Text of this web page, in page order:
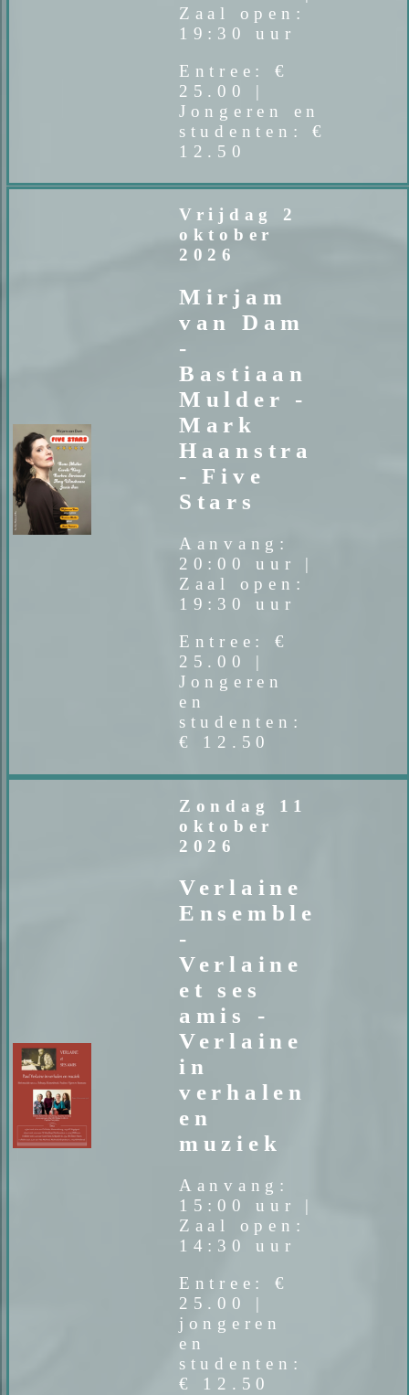
Zaal open:
19:30 uur
Entree: €
25.00 |
Jongeren en
studenten: €
12.50
Vrijdag 2
oktober
2026
Mirjam
van Dam
-
Bastiaan
Mulder -
Mark
Haanstra
- Five
Stars
Aanvang:
20:00 uur |
Zaal open:
19:30 uur
Entree: €
25.00 |
Jongeren
en
studenten:
€ 12.50
Zondag 11
oktober
2026
Verlaine
Ensemble
-
Verlaine
et ses
amis -
Verlaine
in
verhalen
en
muziek
Aanvang:
15:00 uur |
Zaal open:
14:30 uur
Entree: €
25.00 |
jongeren
en
studenten:
€ 12.50